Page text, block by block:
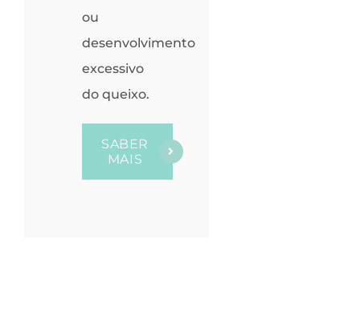
ou
desenvolvimento
excessivo
do queixo.
SABER
MAIS